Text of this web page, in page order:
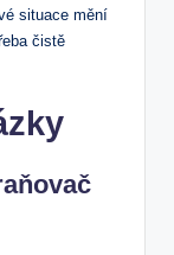
situace mění
čistě